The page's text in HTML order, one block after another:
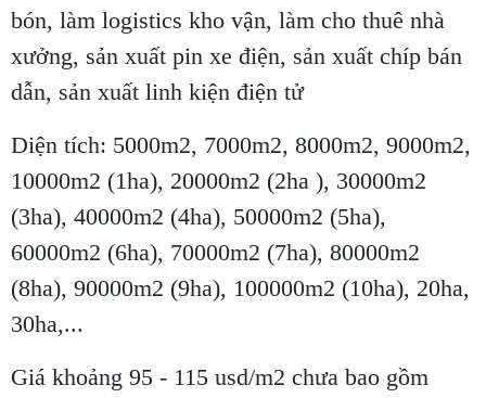
bón, làm logistics kho vận, làm cho thuê nhà
xưởng, sản xuất pin xe điện, sản xuất chíp bán
dẫn, sản xuất linh kiện điện tử
Diện tích: 5000m2, 7000m2, 8000m2, 9000m2,
10000m2 (1ha), 20000m2 (2ha ), 30000m2
(3ha), 40000m2 (4ha), 50000m2 (5ha),
60000m2 (6ha), 70000m2 (7ha), 80000m2
(8ha), 90000m2 (9ha), 100000m2 (10ha), 20ha,
30ha,...
Giá khoảng 95 - 115 usd/m2 chưa bao gồm